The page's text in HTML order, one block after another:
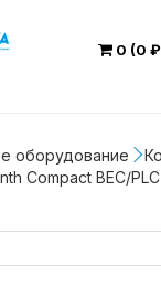
0 (0
оборудование
Compact BEC/